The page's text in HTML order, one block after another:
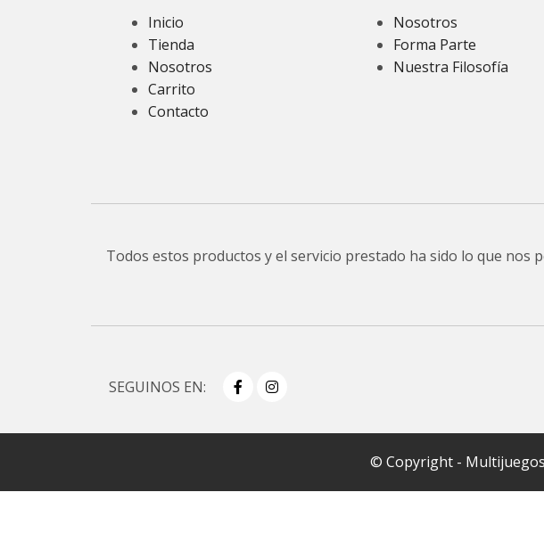
Inicio
Tienda
Nosotros
Carrito
Contacto
Nosotros
Forma Parte
Nuestra Filosofía
Todos estos productos y el servicio prestado ha sido lo que nos
SEGUINOS EN:
© Copyright -